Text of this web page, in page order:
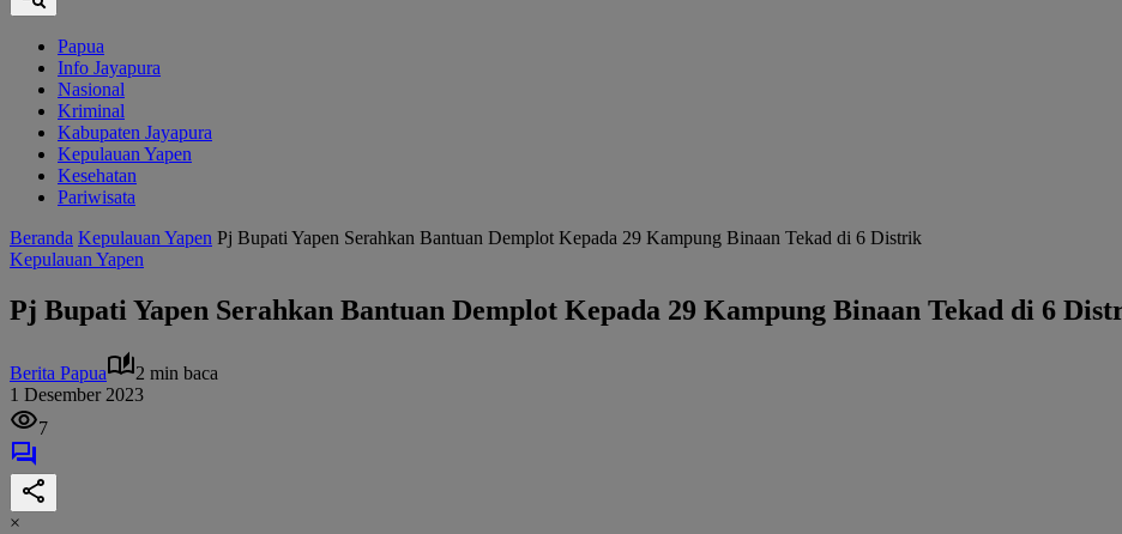
Papua
Info Jayapura
Nasional
Kriminal
Kabupaten Jayapura
Kepulauan Yapen
Kesehatan
Pariwisata
Beranda Kepulauan Yapen Pj Bupati Yapen Serahkan Bantuan Demplot Kepada 29 Kampung Binaan Tekad di 6 Distrik
Kepulauan Yapen
Pj Bupati Yapen Serahkan Bantuan Demplot Kepada 29 Kampung Binaan Tekad di 6
Berita Papua
2 min baca
1 Desember 2023
7
×